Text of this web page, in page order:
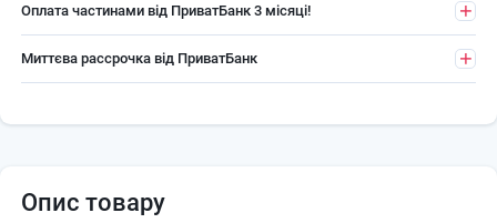
Оплата частинами від ПриватБанк 3 місяці!
Миттєва рассрочка від ПриватБанк
Опис товару